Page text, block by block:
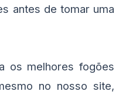
antes de tomar uma
os melhores fogões
no nosso site,